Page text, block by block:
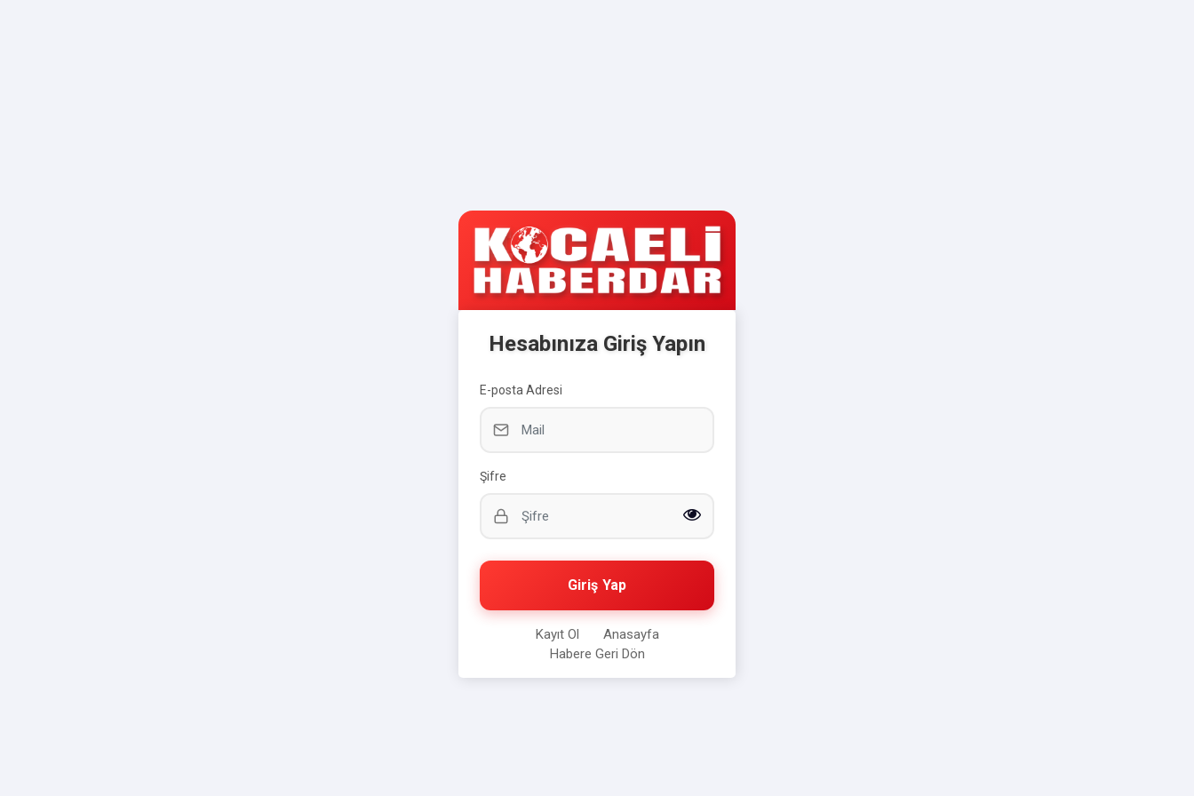
Hesabınıza Giriş Yapın
E-posta Adresi
Şifre
Giriş Yap
Kayıt Ol
Anasayfa
Habere Geri Dön